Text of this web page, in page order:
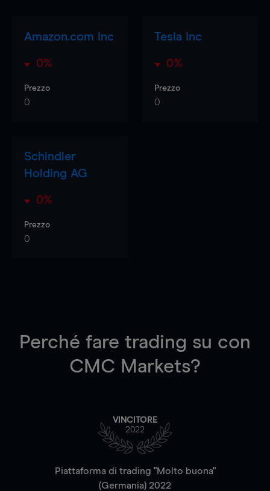
Amazon.com Inc
0%
Prezzo
0
Tesla Inc
0%
Prezzo
0
Schindler
Holding AG
0%
Prezzo
0
Perché fare trading su con
CMC Markets?
VINCITORE
2022
Piattaforma di trading "Molto buona"
(Germania) 2022